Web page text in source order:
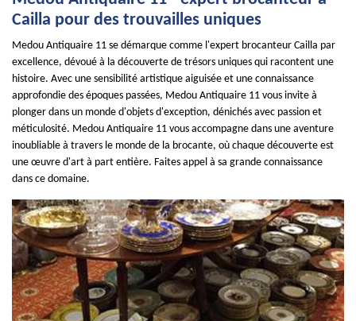
Cailla pour des trouvailles uniques
Medou Antiquaire 11 se démarque comme l'expert brocanteur Cailla par
excellence, dévoué à la découverte de trésors uniques qui racontent une
histoire. Avec une sensibilité artistique aiguisée et une connaissance
approfondie des époques passées, Medou Antiquaire 11 vous invite à
plonger dans un monde d'objets d'exception, dénichés avec passion et
méticulosité. Medou Antiquaire 11 vous accompagne dans une aventure
inoubliable à travers le monde de la brocante, où chaque découverte est
une œuvre d'art à part entière. Faites appel à sa grande connaissance
dans ce domaine.